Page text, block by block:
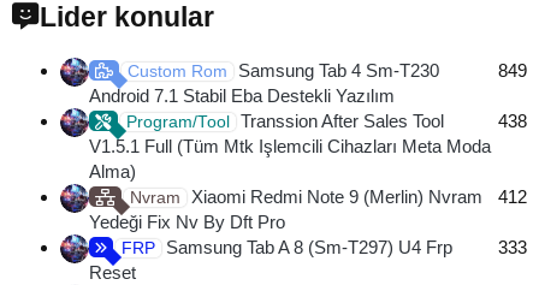
Lider konular
Custom Rom
Samsung Tab 4 Sm-T230
Android 7.1 Stabil Eba Destekli Yazılım
849
Program/Tool
Transsion After Sales Tool
V1.5.1 Full (Tüm Mtk Işlemcili Cihazları Meta Moda
Alma)
438
Nvram
Xiaomi Redmi Note 9 (Merlin) Nvram
Yedeği Fix Nv By Dft Pro
412
FRP
Samsung Tab A 8 (Sm-T297) U4 Frp
Reset
333